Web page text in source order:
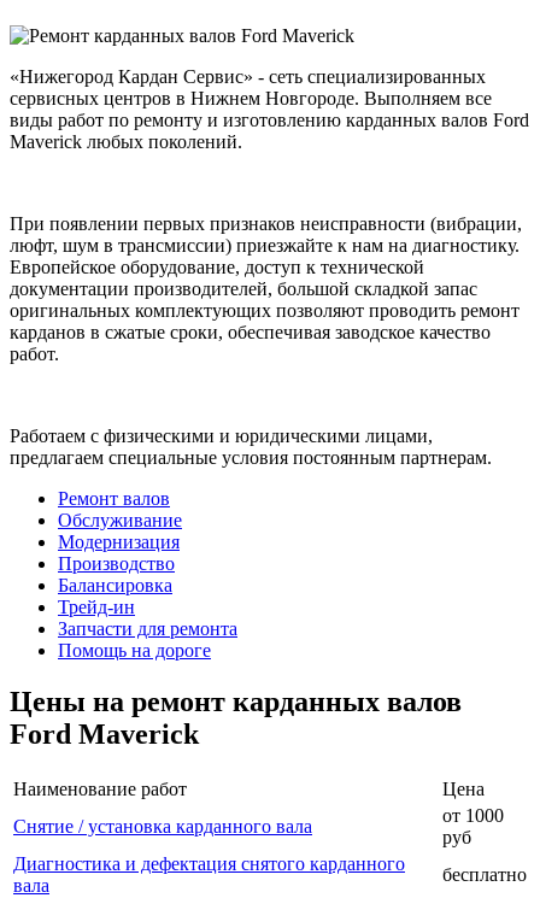
«Нижегород Кардан Сервис» - сеть специализированных
сервисных центров в Нижнем Новгороде. Выполняем все
виды работ по ремонту и изготовлению карданных валов Ford
Maverick любых поколений.
При появлении первых признаков неисправности (вибрации,
люфт, шум в трансмиссии) приезжайте к нам на диагностику.
Европейское оборудование, доступ к технической
документации производителей, большой складкой запас
оригинальных комплектующих позволяют проводить ремонт
карданов в сжатые сроки, обеспечивая заводское качество
работ.
Работаем с физическими и юридическими лицами,
предлагаем специальные условия постоянным партнерам.
Ремонт валов
Обслуживание
Модернизация
Производство
Балансировка
Трейд-ин
Запчасти для ремонта
Помощь на дороге
Цены на ремонт карданных валов
Ford Maverick
Наименование работ
Цена
Снятие / установка карданного вала
от 1000
руб
Диагностика и дефектация снятого карданного
вала
бесплатно